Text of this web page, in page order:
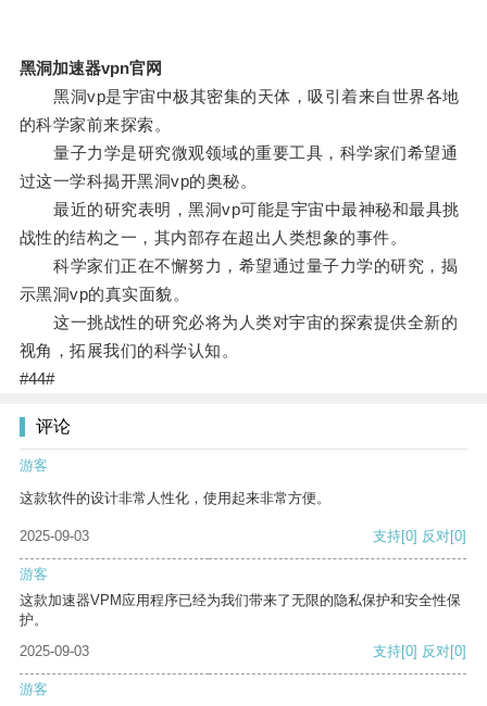
黑洞加速器vpn官网
黑洞vp是宇宙中极其密集的天体，吸引着来自世界各地
的科学家前来探索。
量子力学是研究微观领域的重要工具，科学家们希望通
过这一学科揭开黑洞vp的奥秘。
最近的研究表明，黑洞vp可能是宇宙中最神秘和最具挑
战性的结构之一，其内部存在超出人类想象的事件。
科学家们正在不懈努力，希望通过量子力学的研究，揭
示黑洞vp的真实面貌。
这一挑战性的研究必将为人类对宇宙的探索提供全新的
视角，拓展我们的科学认知。
#44#
评论
游客
这款软件的设计非常人性化，使用起来非常方便。
2025-09-03 支持[0] 反对[0]
游客
这款加速器VPM应用程序已经为我们带来了无限的隐私保护和安全性保
护。
2025-09-03
支持[0] 反对[0]
游客